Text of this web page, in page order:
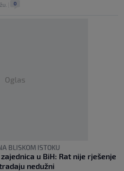
0
Oglas
BLISKOM ISTOKU
u BiH: Rat nije rješenje
nedužni